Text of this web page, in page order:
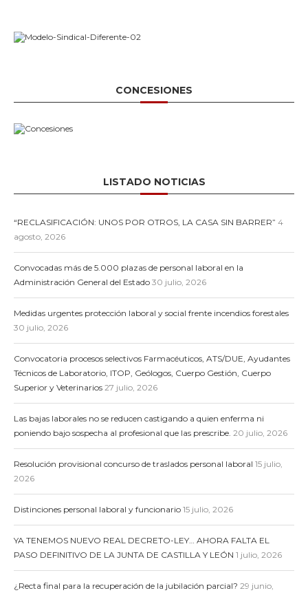
CONCESIONES
LISTADO NOTICIAS
“RECLASIFICACIÓN: UNOS POR OTROS, LA CASA SIN BARRER” 4
agosto, 2026
Convocadas más de 5.000 plazas de personal laboral en la
Administración General del Estado 30 julio, 2026
Medidas urgentes protección laboral y social frente incendios forestales
30 julio, 2026
Convocatoria procesos selectivos Farmacéuticos, ATS/DUE, Ayudantes
Técnicos de Laboratorio, ITOP, Geólogos, Cuerpo Gestión, Cuerpo
Superior y Veterinarios 27 julio, 2026
Las bajas laborales no se reducen castigando a quien enferma ni
poniendo bajo sospecha al profesional que las prescribe. 20 julio, 2026
Resolución provisional concurso de traslados personal laboral 15 julio,
2026
Distinciones personal laboral y funcionario 15 julio, 2026
YA TENEMOS NUEVO REAL DECRETO-LEY… AHORA FALTA EL
PASO DEFINITIVO DE LA JUNTA DE CASTILLA Y LEÓN 1 julio, 2026
¿Recta final para la recuperación de la jubilación parcial? 29 junio,